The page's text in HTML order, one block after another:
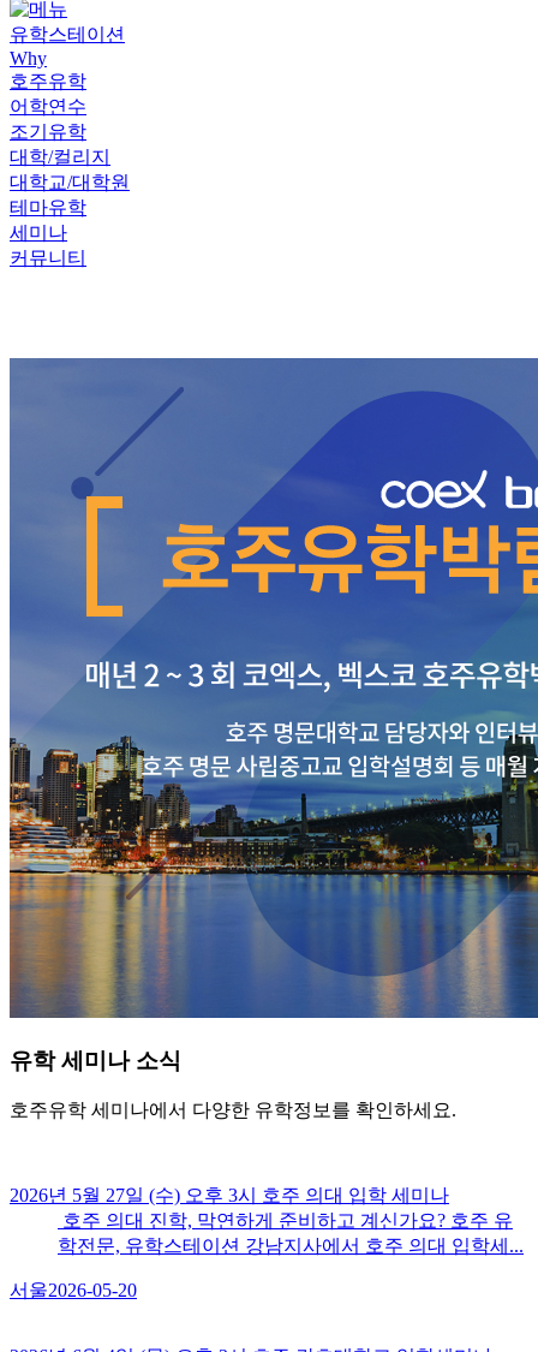
유학스테이션
Why
호주유학
어학연수
조기유학
대학/컬리지
대학교/대학원
테마유학
세미나
커뮤니티
유학세미나 소식
호주유학 세미나에서 다양한 유학정보를 확인하세요.
2026년 5월 27일 (수) 오후 3시 호주 의대 입학 세미나
호주 의대 진학, 막연하게 준비하고 계신가요? 호주 유
학전문, 유학스테이션 강남지사에서 호주 의대 입학세...
서울2026-05-20